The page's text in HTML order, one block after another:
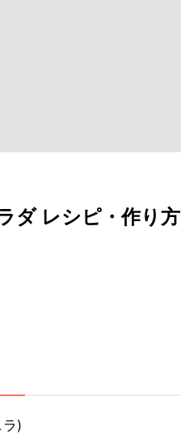
ダ レシピ・作り方
)